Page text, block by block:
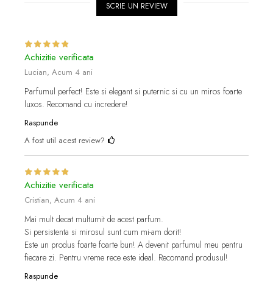
SCRIE UN REVIEW
Achizitie verificata
Lucian, Acum 4 ani
Parfumul perfect! Este si elegant si puternic si cu un miros foarte
luxos. Recomand cu incredere!
Raspunde
A fost util acest review?
Achizitie verificata
Cristian, Acum 4 ani
Mai mult decat multumit de acest parfum.
Si persistenta si mirosul sunt cum mi-am dorit!
Este un produs foarte foarte bun! A devenit parfumul meu pentru
fiecare zi. Pentru vreme rece este ideal. Recomand produsul!
Raspunde